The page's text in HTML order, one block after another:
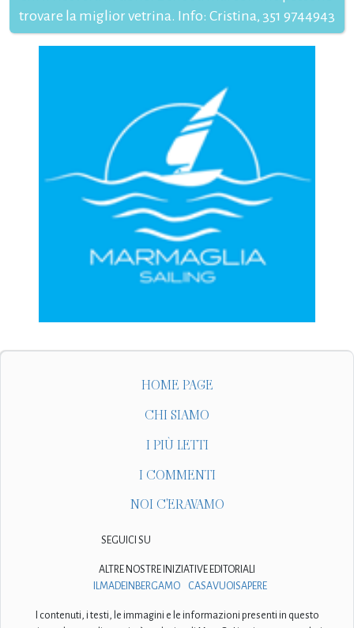
trovare la miglior vetrina. Info: Cristina, 351 9744943
HOME PAGE
CHI SIAMO
I PIÙ LETTI
I COMMENTI
NOI C'ERAVAMO
SEGUICI SU
ALTRE NOSTRE INIZIATIVE EDITORIALI
ILMADEINBERGAMO
CASAVUOISAPERE
I contenuti, i testi, le immagini e le informazioni presenti in questo